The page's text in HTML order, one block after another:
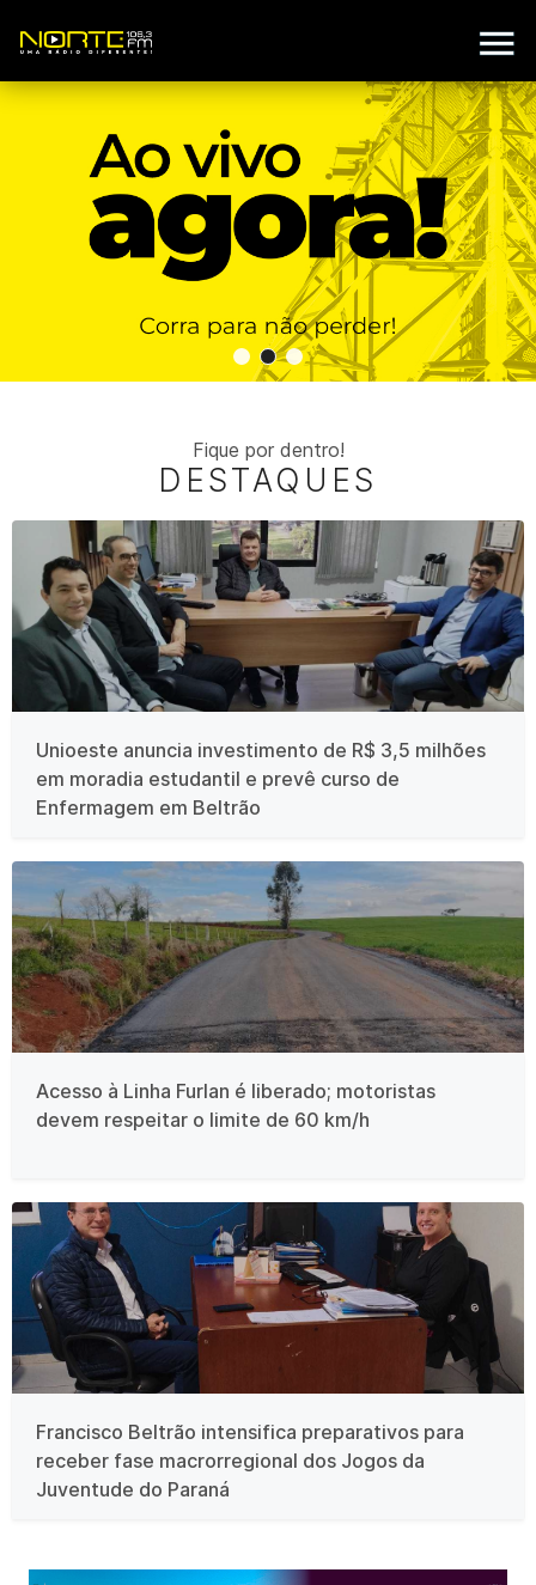
Fique por dentro!
DESTAQUES
Unioeste anuncia investimento de R$ 3,5 milhões
em moradia estudantil e prevê curso de
Enfermagem em Beltrão
Acesso à Linha Furlan é liberado; motoristas
devem respeitar o limite de 60 km/h
Francisco Beltrão intensifica preparativos para
receber fase macrorregional dos Jogos da
Juventude do Paraná